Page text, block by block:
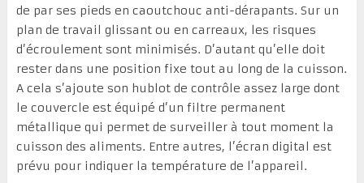
de par ses pieds en caoutchouc anti-dérapants. Sur un
plan de travail glissant ou en carreaux, les risques
d’écroulement sont minimisés. D’autant qu’elle doit
rester dans une position fixe tout au long de la cuisson.
A cela s’ajoute son hublot de contrôle assez large dont
le couvercle est équipé d’un filtre permanent
métallique qui permet de surveiller à tout moment la
cuisson des aliments. Entre autres, l’écran digital est
prévu pour indiquer la température de l’appareil.